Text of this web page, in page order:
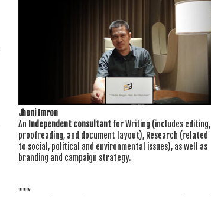
Jhoni Imron
An Independent consultant for Writing (includes editing,
proofreading, and document layout), Research (related
to social, political and environmental issues), as well as
branding and campaign strategy.
***